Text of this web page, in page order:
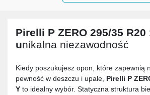
Pirelli P ZERO 295/35 R20
unikalna niezawodność
Kiedy poszukujesz opon, które zapewnią
pewność w deszczu i upale, Pirelli P
Y to idealny wybór. Statyczna struktura